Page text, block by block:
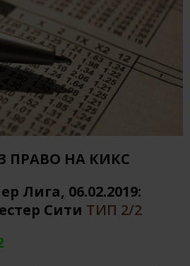
ПРАВО НА КИКС
Лига, 06.02.2019:
Сити ТИП 2/2